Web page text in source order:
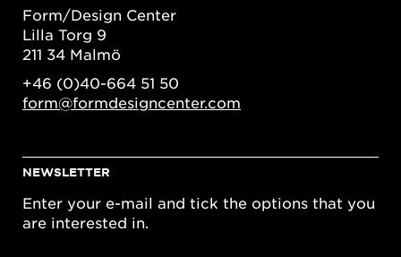
Form/Design Center
Lilla Torg 9
211 34 Malmö
+46 (0)40-664 51 50
form@formdesigncenter.com
NEWSLETTER
Enter your e-mail and tick the options that you
are interested in.